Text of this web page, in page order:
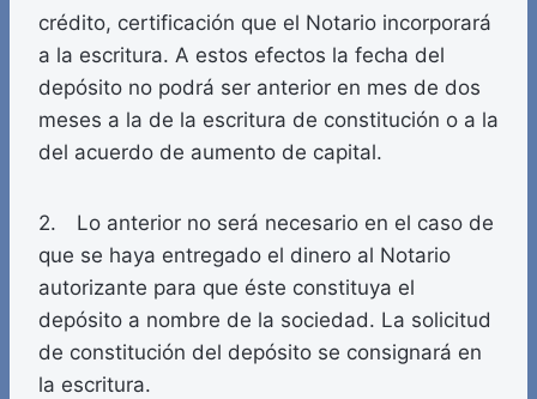
crédito, certificación que el Notario incorporará
a la escritura. A estos efectos la fecha del
depósito no podrá ser anterior en mes de dos
meses a la de la escritura de constitución o a la
del acuerdo de aumento de capital.
2. Lo anterior no será necesario en el caso de
que se haya entregado el dinero al Notario
autorizante para que éste constituya el
depósito a nombre de la sociedad. La solicitud
de constitución del depósito se consignará en
la escritura.